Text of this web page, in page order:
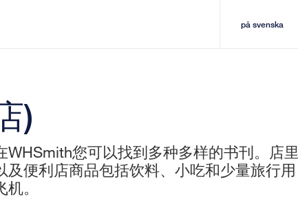
på svenska
)
您可以找到多种多样的书刊。店里
便利店商品包括饮料、小吃和少量旅行用
。